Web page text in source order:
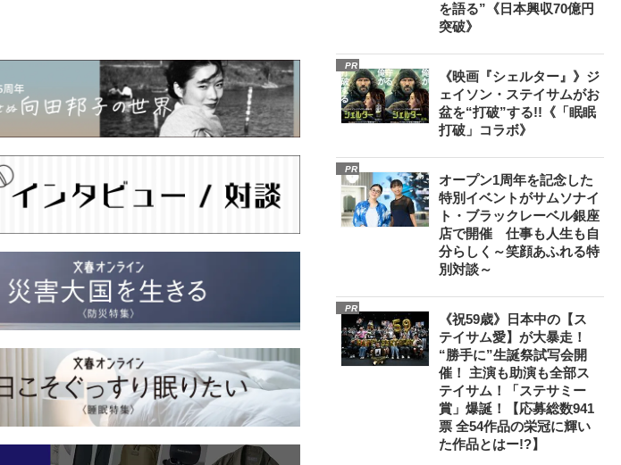
を語る”《日本興収70億円
突破》
PR
《映画『シェルター』》ジ
ェイソン・ステイサムがお
盆を“打破”する!!《「眠眠
打破」コラボ》
PR
オープン1周年を記念した
特別イベントがサムソナイ
ト・ブラックレーベル銀座
店で開催 仕事も人生も自
分らしく～笑顔あふれる特
別対談～
PR
《祝59歳》日本中の【ス
テイサム愛】が大暴走！
“勝手に”生誕祭試写会開
催！ 主演も助演も全部ス
テイサム！「ステサミー
賞」爆誕！【応募総数941
票 全54作品の栄冠に輝い
た作品とはー!?】